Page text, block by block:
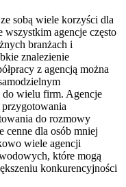
sobą wiele korzyści dla
wszystkim agencje często
branżach i
znalezienie
z agencją można
do wielu firm. Agencje
do rozmowy
cenne dla osób mniej
wiele agencji
które mogą
konkurencyjności